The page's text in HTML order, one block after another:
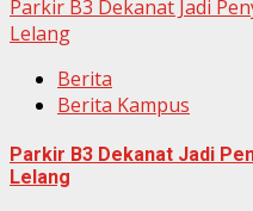
Parkir B3 Dekanat Jadi
Lelang
Berita
Berita Kampus
Parkir B3 Dekanat Jadi
Lelang